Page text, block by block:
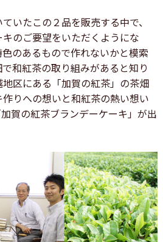
いたこの２品を販売する中で、
のご要望をいただくようにな
のあるもので作れないかと模索
和紅茶の取り組みがあると知り
区にある「加賀の紅茶」の茶畑
りへの想いと和紅茶の熱い想い
賀の紅茶ブランデーケーキ」が出